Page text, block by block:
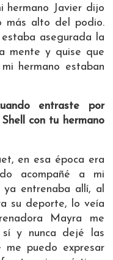
hermano Javier dijo
más alto del podio.
asegurada la
mente y quise que
hermano estaban
entraste por
con tu hermano
en esa época era
acompañé a mi
ya entrenaba allí, al
su deporte, lo veía
Mayra me
sí y nunca dejé las
me puedo expresar